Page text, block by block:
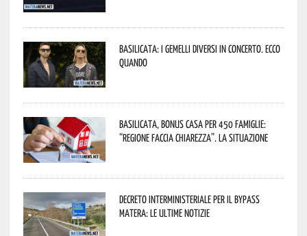
Basilicata: i Gemelli DiVersi in concerto. Ecco
quando
Basilicata, Bonus casa per 450 famiglie:
“Regione faccia chiarezza”. La situazione
Decreto interministeriale per il Bypass
Matera: le ultime notizie